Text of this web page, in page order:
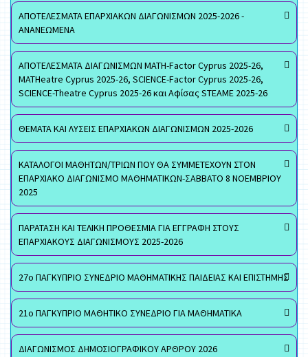
ΑΠΟΤΕΛΕΣΜΑΤΑ ΕΠΑΡΧΙΑΚΩΝ ΔΙΑΓΩΝΙΣΜΩΝ 2025-2026 -
ΑΝΑΝΕΩΜΕΝΑ
ΑΠΟΤΕΛΕΣΜΑΤΑ ΔΙΑΓΩΝΙΣΜΩΝ MATH-Factor Cyprus 2025-26,
MATHeatre Cyprus 2025-26, SCIENCE-Factor Cyprus 2025-26,
SCIENCE-Theatre Cyprus 2025-26 και Αφίσας STEAME 2025-26
ΘΕΜΑΤΑ ΚΑΙ ΛΥΣΕΙΣ ΕΠΑΡΧΙΑΚΩΝ ΔΙΑΓΩΝΙΣΜΩΝ 2025-2026
ΚΑΤΑΛΟΓΟΙ ΜΑΘΗΤΩΝ/ΤΡΙΩΝ ΠΟΥ ΘΑ ΣΥΜΜΕΤΕΧΟΥΝ ΣΤΟΝ
ΕΠΑΡΧΙΑΚΟ ΔΙΑΓΩΝΙΣΜΟ ΜΑΘΗΜΑΤΙΚΩΝ-ΣΑΒΒΑΤΟ 8 ΝΟΕΜΒΡΙΟΥ
2025
ΠΑΡΑΤΑΣΗ ΚΑΙ ΤΕΛΙΚΗ ΠΡΟΘΕΣΜΙΑ ΓΙΑ ΕΓΓΡΑΦΗ ΣΤΟΥΣ
ΕΠΑΡΧΙΑΚΟΥΣ ΔΙΑΓΩΝΙΣΜΟΥΣ 2025-2026
27ο ΠΑΓΚΥΠΡΙΟ ΣΥΝΕΔΡΙΟ ΜΑΘΗΜΑΤΙΚΗΣ ΠΑΙΔΕΙΑΣ ΚΑΙ ΕΠΙΣΤΗΜΗΣ
21ο ΠΑΓΚΥΠΡΙΟ ΜΑΘΗΤΙΚΟ ΣΥΝΕΔΡΙΟ ΓΙΑ ΜΑΘΗΜΑΤΙΚΑ
ΔΙΑΓΩΝΙΣΜΟΣ ΔΗΜΟΣΙΟΓΡΑΦΙΚΟΥ ΑΡΘΡΟΥ 2026